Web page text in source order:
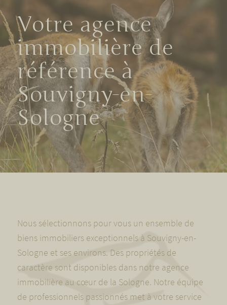
Votre agence
immobilière de
référence à
Souvigny-en-
Sologne
Nous sélectionnons pour vous un ensemble de
biens immobiliers exceptionnels à Souvigny-en-
Sologne et ses environs. Des propriétés de
caractère sont disponibles dans notre agence
immobilière au cœur de la Sologne. Notre équipe
de professionnels passionnés met à votre service